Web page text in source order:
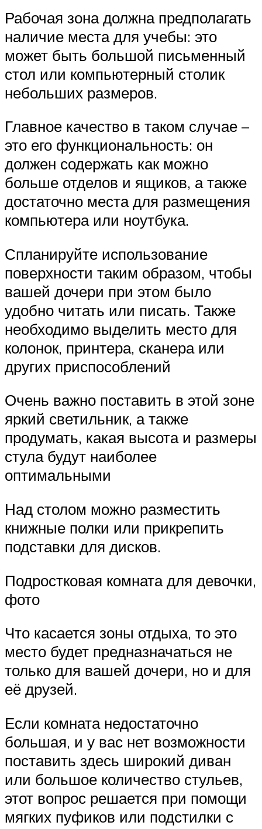
Рабочая зона должна предполагать
наличие места для учебы: это
может быть большой письменный
стол или компьютерный столик
небольших размеров.
Главное качество в таком случае –
это его функциональность: он
должен содержать как можно
больше отделов и ящиков, а также
достаточно места для размещения
компьютера или ноутбука.
Спланируйте использование
поверхности таким образом, чтобы
вашей дочери при этом было
удобно читать или писать. Также
необходимо выделить место для
колонок, принтера, сканера или
других приспособлений
Очень важно поставить в этой зоне
яркий светильник, а также
продумать, какая высота и размеры
стула будут наиболее
оптимальными
Над столом можно разместить
книжные полки или прикрепить
подставки для дисков.
Подростковая комната для девочки,
фото
Что касается зоны отдыха, то это
место будет предназначаться не
только для вашей дочери, но и для
её друзей.
Если комната недостаточно
большая, и у вас нет возможности
поставить здесь широкий диван
или большое количество стульев,
этот вопрос решается при помощи
мягких пуфиков или подстилки с